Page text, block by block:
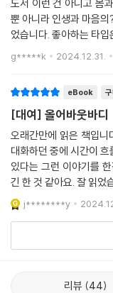
도서 이런 건 아니고 몸
뿐 아니라 인생과 마음
었습니다. 좋아하는 타입
g*****k 2024.12.31.
eBook
[대여] 올어바웃바디
오래간만에 읽은 책입
대화하던 중에 시간이
있다는 그런 이야기를
긴 한 것 같아요. 잘 읽었
j********y
리뷰 44